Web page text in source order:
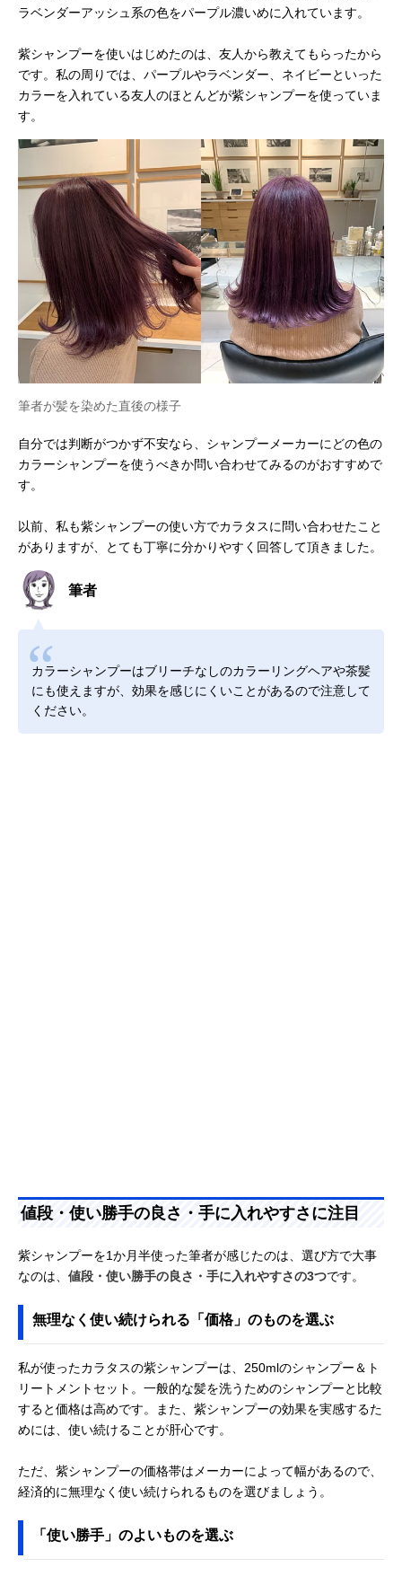
ラベンダーアッシュ系の色をパープル濃いめに入れています。
紫シャンプーを使いはじめたのは、友人から教えてもらったから
です。私の周りでは、パープルやラベンダー、ネイビーといった
カラーを入れている友人のほとんどが紫シャンプーを使っていま
す。
筆者が髪を染めた直後の様子
自分では判断がつかず不安なら、シャンプーメーカーにどの色の
カラーシャンプーを使うべきか問い合わせてみるのがおすすめで
す。
以前、私も紫シャンプーの使い方でカラタスに問い合わせたこと
がありますが、とても丁寧に分かりやすく回答して頂きました。
筆者
カラーシャンプーはブリーチなしのカラーリングヘアや茶髪
にも使えますが、効果を感じにくいことがあるので注意して
ください。
値段・使い勝手の良さ・手に入れやすさに注目
紫シャンプーを1か月半使った筆者が感じたのは、選び方で大事
なのは、 値段・使い勝手の良さ・手に入れやすさの3つです。
無理なく使い続けられる「価格」のものを選ぶ
私が使ったカラタスの紫シャンプーは、250mlのシャンプー＆ト
リートメントセット。一般的な髪を洗うためのシャンプーと比較
すると価格は高めです。また、紫シャンプーの効果を実感するた
めには、使い続けることが肝心です。
ただ、紫シャンプーの価格帯はメーカーによって幅があるので、
経済的に無理なく使い続けられるものを選びましょう。
「使い勝手」のよいものを選ぶ